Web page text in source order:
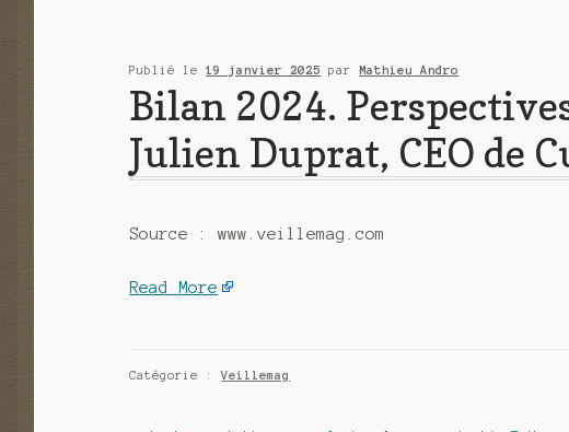
Publié le19 janvier 2025 parMathieu Andro
Bilan 2024.
Julien Duprat, CEO de
Source : www.veillemag.com
Read More
Catégorie :Veillemag